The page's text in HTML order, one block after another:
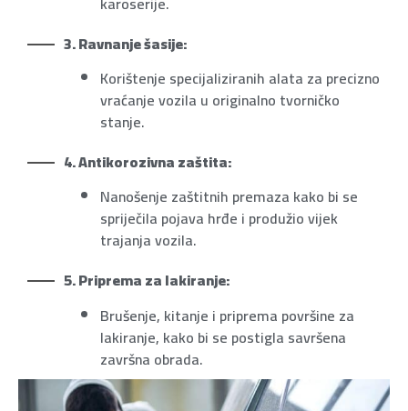
3. Ravnanje šasije:
Korištenje specijaliziranih alata za precizno
vraćanje vozila u originalno tvorničko
stanje.
4. Antikorozivna zaštita:
Nanošenje zaštitnih premaza kako bi se
spriječila pojava hrđe i produžio vijek
trajanja vozila.
5. Priprema za lakiranje:
Brušenje, kitanje i priprema površine za
lakiranje, kako bi se postigla savršena
završna obrada.